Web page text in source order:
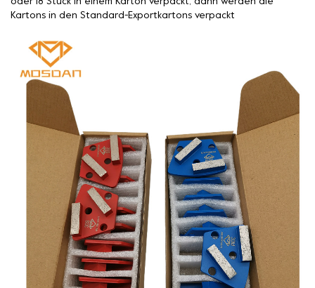
oder 18 Stück in einem Karton verpackt, dann werden die
Kartons in den Standard-Exportkartons verpackt